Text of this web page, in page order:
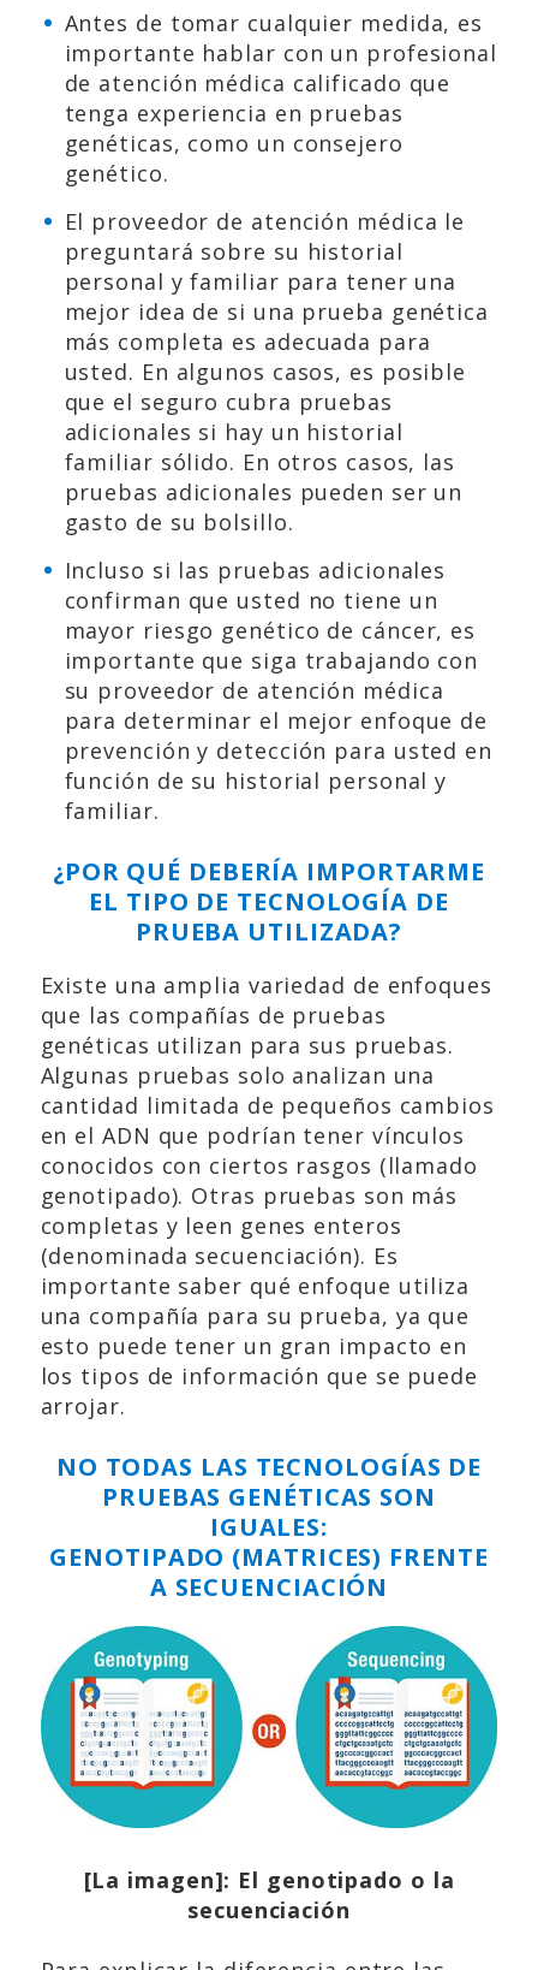
Antes de tomar cualquier medida, es
importante hablar con un profesional
de atención médica calificado que
tenga experiencia en pruebas
genéticas, como un consejero
genético.
El proveedor de atención médica le
preguntará sobre su historial
personal y familiar para tener una
mejor idea de si una prueba genética
más completa es adecuada para
usted. En algunos casos, es posible
que el seguro cubra pruebas
adicionales si hay un historial
familiar sólido. En otros casos, las
pruebas adicionales pueden ser un
gasto de su bolsillo.
Incluso si las pruebas adicionales
confirman que usted no tiene un
mayor riesgo genético de cáncer, es
importante que siga trabajando con
su proveedor de atención médica
para determinar el mejor enfoque de
prevención y detección para usted en
función de su historial personal y
familiar.
¿POR QUÉ DEBERÍA IMPORTARME
EL TIPO DE TECNOLOGÍA DE
PRUEBA UTILIZADA?
Existe una amplia variedad de enfoques
que las compañías de pruebas
genéticas utilizan para sus pruebas.
Algunas pruebas solo analizan una
cantidad limitada de pequeños cambios
en el ADN que podrían tener vínculos
conocidos con ciertos rasgos (llamado
genotipado). Otras pruebas son más
completas y leen genes enteros
(denominada secuenciación). Es
importante saber qué enfoque utiliza
una compañía para su prueba, ya que
esto puede tener un gran impacto en
los tipos de información que se puede
arrojar.
NO TODAS LAS TECNOLOGÍAS DE
PRUEBAS GENÉTICAS SON
IGUALES:
GENOTIPADO (MATRICES) FRENTE
A SECUENCIACIÓN
[La imagen]: El genotipado o la
secuenciación